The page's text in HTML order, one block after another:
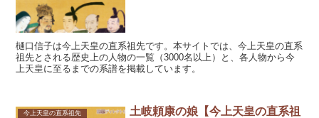
樋口信子は今上天皇の直系祖先です。本サイトでは、今上天皇の直系
祖先とされる歴史上の人物の一覧（3000名以上）と、各人物から今
上天皇に至るまでの系譜を掲載しています。
今上天皇の直系祖先
土岐頼康の娘【今上天皇の直系祖